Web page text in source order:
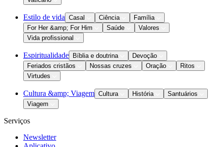
Estilo de vida Casal Ciência
Família
For Her &amp; For Him
Saúde
Valores
Vida profissional
Espiritualidade Bíblia e doutrina
Devoção
Feriados cristãos
Nossas cruzes Oração
Ritos
Virtudes
Cultura &amp; Viagem Cultura História
Santuários
Viagem
Serviços
Newsletter